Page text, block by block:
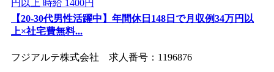
【20-30代男性活躍中】年間休日148日で月収例34万円以
上×社宅費無料...
フジアルテ株式会社 求人番号：1196876